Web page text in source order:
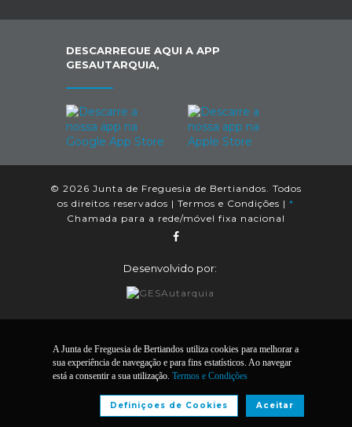
DESCARREGUE AQUI A APP
GESAUTARQUIA,
© 2026 Junta de Freguesia de Bertiandos. Todos
os direitos reservados | Termos e Condições | *
Chamada para a rede/móvel fixa nacional
Desenvolvido por:
A Junta de Freguesia de Bertiandos utiliza cookies para melhorar a
sua experiência de navegação e para fins estatísticos. Ao navegar
está a consentir a sua utilização. Termos e Condições
Aceitar
Definiçoes de Cookies